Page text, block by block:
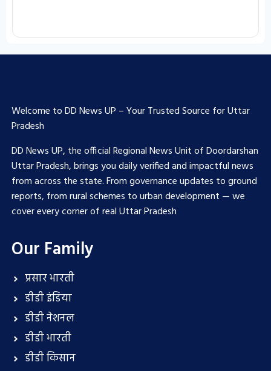
Welcome to DD News UP – Your Trusted Source for Uttar
Pradesh
DD News UP, the official Regional News Unit of Doordarshan
Uttar Pradesh, brings you daily verified and impactful news
from across the state. From governance updates to ground
reports, from rural schemes to urban development — we
cover every corner of real Uttar Pradesh
Our Family
प्रसार भारती
डीडी इंडिया
डीडी नेशनल
डीडी भारती
डीडी किसान